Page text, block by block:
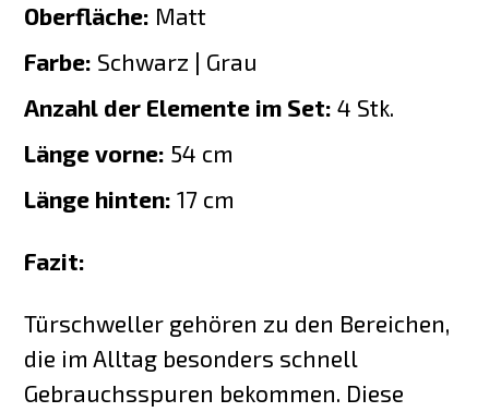
Oberfläche: Matt
Farbe: Schwarz | Grau
Anzahl der Elemente im Set: 4 Stk.
Länge vorne: 54 cm
Länge hinten: 17 cm
Fazit:
Türschweller gehören zu den Bereichen,
die im Alltag besonders schnell
Gebrauchsspuren bekommen. Diese